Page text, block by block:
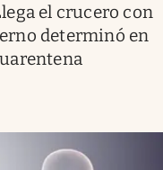
el crucero con
determinó en